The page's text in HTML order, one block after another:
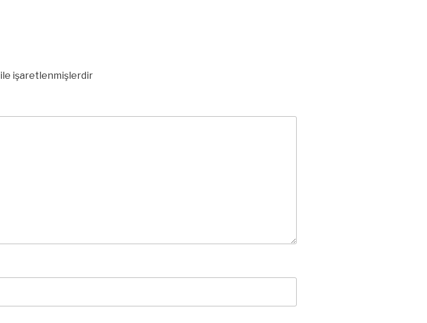
ile işaretlenmişlerdir